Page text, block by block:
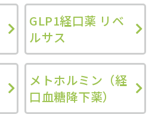
GLP1経口薬 リベ
ルサス
メトホルミン（経
口血糖降下薬）